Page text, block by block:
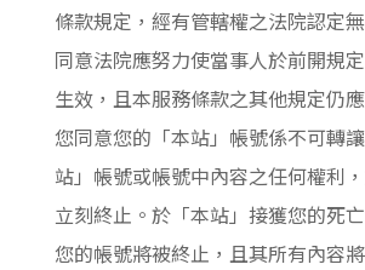
條款規定，經有管轄權之法院認定
同意法院應努力使當事人於前開規
生效，且本服務條款之其他規定仍
您同意您的「本站」帳號係不可轉
站」帳號或帳號中內容之任何權利
立刻終止。於「本站」接獲您的死
您的帳號將被終止，且其所有內容